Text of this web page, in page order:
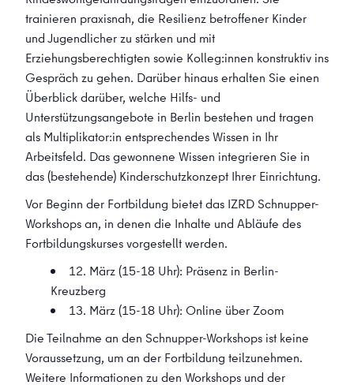
trainieren praxisnah, die Resilienz betroffener Kinder
und Jugendlicher zu stärken und mit
Erziehungsberechtigten sowie Kolleg:innen konstruktiv ins
Gespräch zu gehen. Darüber hinaus erhalten Sie einen
Überblick darüber, welche Hilfs- und
Unterstützungsangebote in Berlin bestehen und tragen
als Multiplikator:in entsprechendes Wissen in Ihr
Arbeitsfeld. Das gewonnene Wissen integrieren Sie in
das (bestehende) Kinderschutzkonzept Ihrer Einrichtung.
Vor Beginn der Fortbildung bietet das IZRD Schnupper-
Workshops an, in denen die Inhalte und Abläufe des
Fortbildungskurses vorgestellt werden.
12. März (15-18 Uhr): Präsenz in Berlin-
Kreuzberg
13. März (15-18 Uhr): Online über Zoom
Die Teilnahme an den Schnupper-Workshops ist keine
Voraussetzung, um an der Fortbildung teilzunehmen.
Weitere Informationen zu den Workshops und der